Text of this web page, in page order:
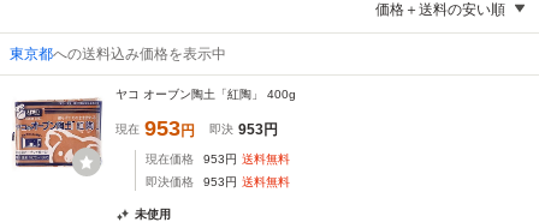
価格＋送料の安い順
東京都への送料込み価格を表示中
ヤコ オーブン陶土「紅陶」 400g
現在 953円 即決 953円
現在価格 953円 送料無料
即決価格
953円 送料無料
未使用